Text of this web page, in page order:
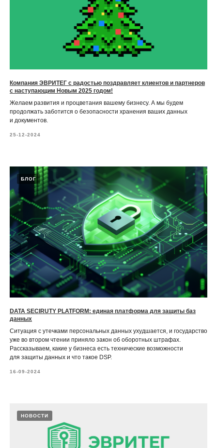
Компания ЭВРИТЕГ с радостью поздравляет клиентов и партнеров
с наступающим Новым 2025 годом!
Желаем развития и процветания вашему бизнесу. А мы будем
продолжать заботится о безопасности хранения ваших данных
и документов.
25-12-2024
БЛОГ
DATA SECIRUTY PLATFORM: единая платформа для защиты баз
данных
Ситуация с утечками персональных данных ухудшается, и государство
уже во втором чтении приняло закон об оборотных штрафах.
Рассказываем, какие у бизнеса есть технические возможности
для защиты данных и что такое DSP.
16-09-2024
НОВОСТИ